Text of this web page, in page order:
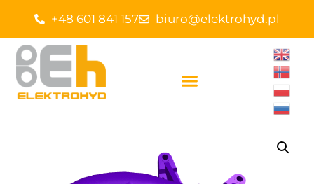
+48 601 841 157 biuro@elektrohyd.pl